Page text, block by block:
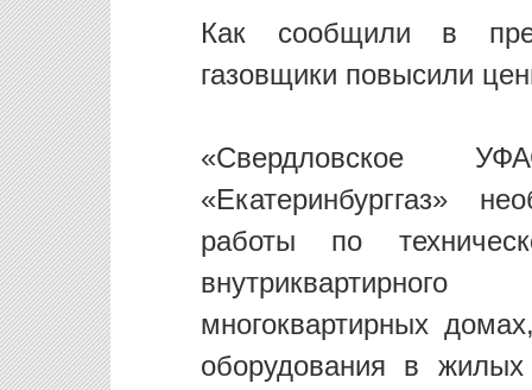
Как сообщили в
газовщики повысили
«Свердловское
«Екатеринбурггаз»
работы по
многоквартирных
оборудования в